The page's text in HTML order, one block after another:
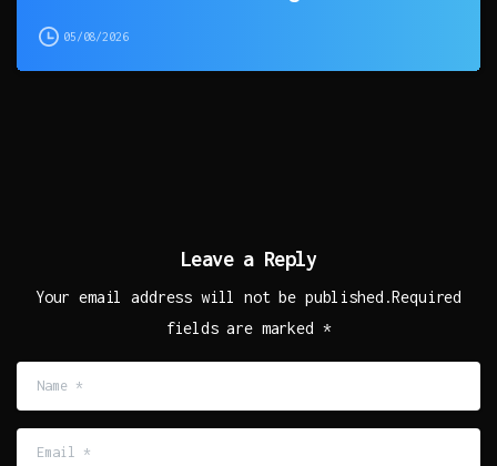
05/08/2026
Leave a Reply
Your email address will not be published.Required
fields are marked *
*